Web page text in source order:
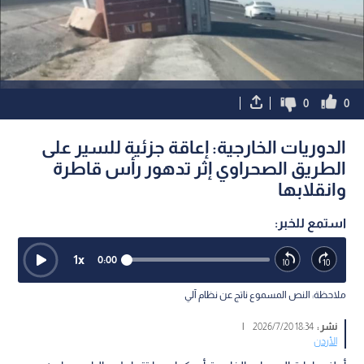
0
0
الدوريات الخارجية: إعاقة جزئية للسير على
الطريق الصحراوي إثر تدهور رأس قاطرة
وانقلابها
استمع للخبر:
0:00
1x
ملاحظة: النص المسموع ناتج عن نظام آلي
نشر :18:34 2026/7/20
|
الأردن